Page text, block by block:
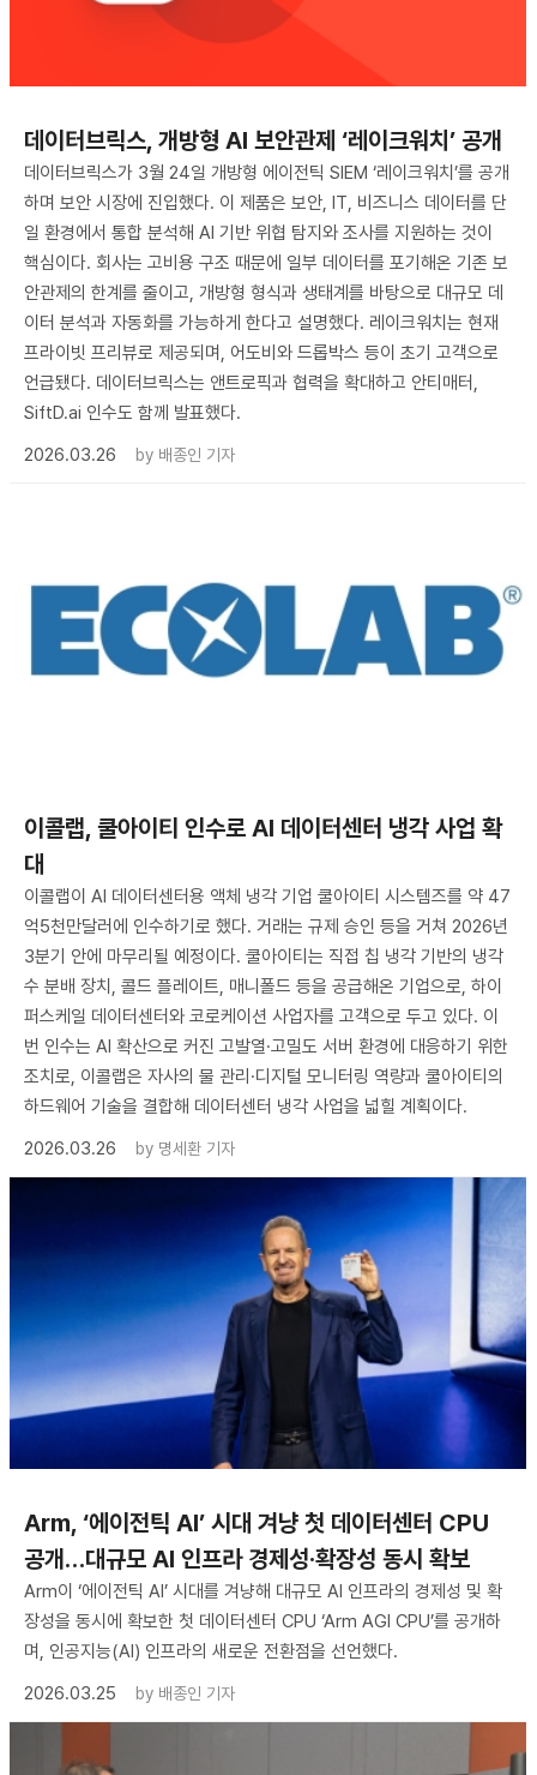
데이터브릭스, 개방형 AI 보안관제 ‘레이크워치’ 공개
데이터브릭스가 3월 24일 개방형 에이전틱 SIEM ‘레이크워치’를 공개
하며 보안 시장에 진입했다. 이 제품은 보안, IT, 비즈니스 데이터를 단
일 환경에서 통합 분석해 AI 기반 위협 탐지와 조사를 지원하는 것이
핵심이다. 회사는 고비용 구조 때문에 일부 데이터를 포기해온 기존 보
안관제의 한계를 줄이고, 개방형 형식과 생태계를 바탕으로 대규모 데
이터 분석과 자동화를 가능하게 한다고 설명했다. 레이크워치는 현재
프라이빗 프리뷰로 제공되며, 어도비와 드롭박스 등이 초기 고객으로
언급됐다. 데이터브릭스는 앤트로픽과 협력을 확대하고 안티매터,
SiftD.ai 인수도 함께 발표했다.
2026.03.26
by 배종인 기자
이콜랩, 쿨아이티 인수로 AI 데이터센터 냉각 사업 확
대
이콜랩이 AI 데이터센터용 액체 냉각 기업 쿨아이티 시스템즈를 약 47
억5천만달러에 인수하기로 했다. 거래는 규제 승인 등을 거쳐 2026년
3분기 안에 마무리될 예정이다. 쿨아이티는 직접 칩 냉각 기반의 냉각
수 분배 장치, 콜드 플레이트, 매니폴드 등을 공급해온 기업으로, 하이
퍼스케일 데이터센터와 코로케이션 사업자를 고객으로 두고 있다. 이
번 인수는 AI 확산으로 커진 고발열·고밀도 서버 환경에 대응하기 위한
조치로, 이콜랩은 자사의 물 관리·디지털 모니터링 역량과 쿨아이티의
하드웨어 기술을 결합해 데이터센터 냉각 사업을 넓힐 계획이다.
2026.03.26
by 명세환 기자
Arm, ‘에이전틱 AI’ 시대 겨냥 첫 데이터센터 CPU
공개…대규모 AI 인프라 경제성·확장성 동시 확보
Arm이 ‘에이전틱 AI’ 시대를 겨냥해 대규모 AI 인프라의 경제성 및 확
장성을 동시에 확보한 첫 데이터센터 CPU ‘Arm AGI CPU’를 공개하
며, 인공지능(AI) 인프라의 새로운 전환점을 선언했다.
2026.03.25
by 배종인 기자